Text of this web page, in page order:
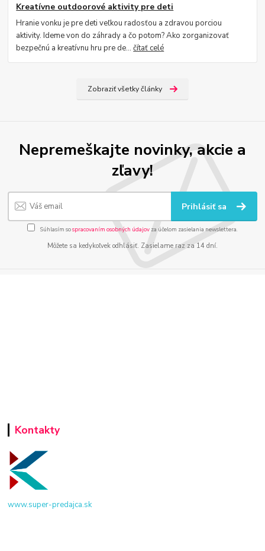
Kreatívne outdoorové aktivity pre deti
Hranie vonku je pre deti veľkou radosťou a zdravou porciou
aktivity. Ideme von do záhrady a čo potom? Ako zorganizovať
bezpečnú a kreatívnu hru pre de...čítať celé
Zobraziť všetky články
Nepremeškajte novinky, akcie a
zľavy!
Prihlásiť sa
Súhlasím sospracovaním osobných údajov za účelom zasielania newslettera.
Môžete sa kedykoľvek odhlásiť. Zasielame raz za 14 dní.
Kontakty
www.super-predajca.sk